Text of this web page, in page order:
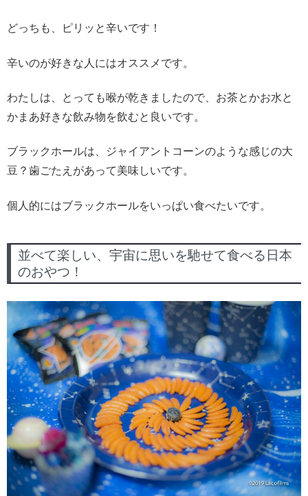
どっちも、ピリッと辛いです！
辛いのが好きな人にはオススメです。
わたしは、とっても喉が乾きましたので、お茶とかお水と
かまあ好きな飲み物を飲むと良いです。
ブラックホールは、ジャイアントコーンのような感じの大
豆？歯ごたえがあって美味しいです。
個人的にはブラックホールをいっぱい食べたいです。
並べて楽しい、宇宙に思いを馳せて食べる日本
のおやつ！